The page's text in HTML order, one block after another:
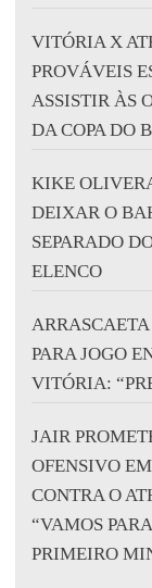
VITÓRIA X
PROVÁVEIS
ASSISTIR ÀS
DA COPA DO
KIKE
DEIXAR O
SEPARADO
ELENCO
PARA JOGO
VITÓRIA:
JAIR
OFENSIVO
CONTRA O
“VAMOS
PRIMEIRO